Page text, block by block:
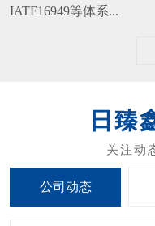
IATF16949等体系...
公司动态